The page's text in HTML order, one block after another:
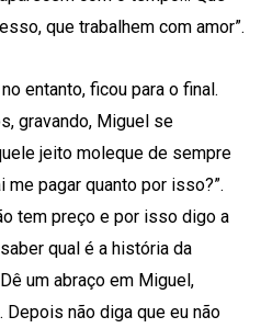
que trabalhem com amor”.
entanto, ficou para o final.
gravando, Miguel se
jeito moleque de sempre
me pagar quanto por isso?”.
tem preço e por isso digo a
qual é a história da
um abraço em Miguel,
não diga que eu não